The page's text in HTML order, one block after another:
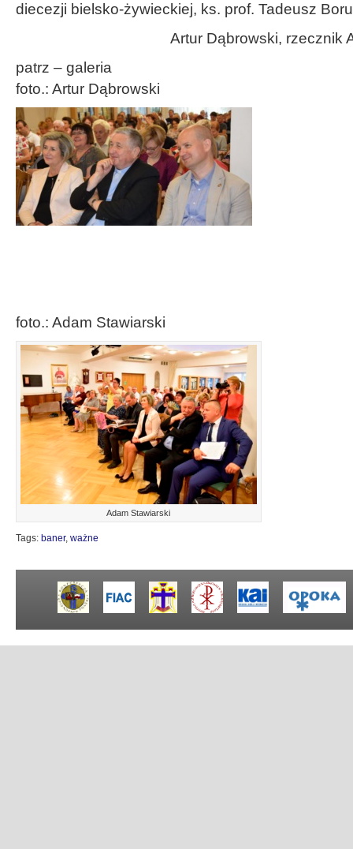
diecezji bielsko-żywieckiej, ks. prof. Tadeusz
Artur Dąbrowski, rzecznik
patrz – galeria
foto.: Artur Dąbrowski
foto.: Adam Stawiarski
Adam Stawiarski
Tags: baner, ważne